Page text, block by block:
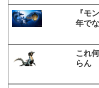
『モ
年で
これ
らん